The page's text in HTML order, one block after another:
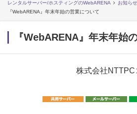
レンタルサーバー/ホスティングのWebARENA お知ら
『WebARENA』年末年始の営業について
『WebARENA』年末年始
株式会社